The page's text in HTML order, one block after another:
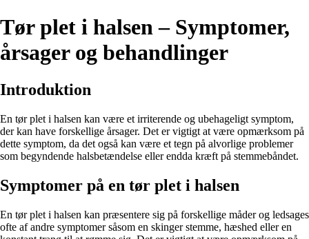
Tør plet i halsen – Symptomer,
årsager og behandlinger
Introduktion
En tør plet i halsen kan være et irriterende og ubehageligt symptom,
der kan have forskellige årsager. Det er vigtigt at være opmærksom på
dette symptom, da det også kan være et tegn på alvorlige problemer
som begyndende halsbetændelse eller endda kræft på stemmebåndet.
Symptomer på en tør plet i halsen
En tør plet i halsen kan præsentere sig på forskellige måder og ledsages
ofte af andre symptomer såsom en skinger stemme, hæshed eller en